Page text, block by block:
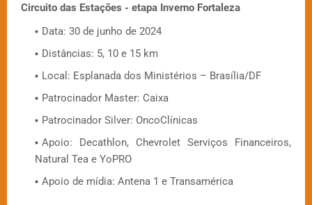
Circuito das Estações - etapa Inverno Fortaleza
Data: 30 de junho de 2024
Distâncias: 5, 10 e 15 km
Local: Esplanada dos Ministérios – Brasília/DF
Patrocinador Master: Caixa
Patrocinador Silver: OncoClínicas
Apoio: Decathlon, Chevrolet Serviços Financeiros,
Natural Tea e YoPRO
Apoio de mídia: Antena 1 e Transamérica